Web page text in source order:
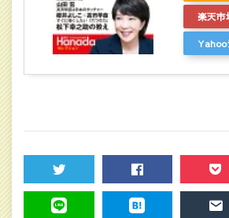
楽天市
Yahoo
TWEET SHARE POCKET